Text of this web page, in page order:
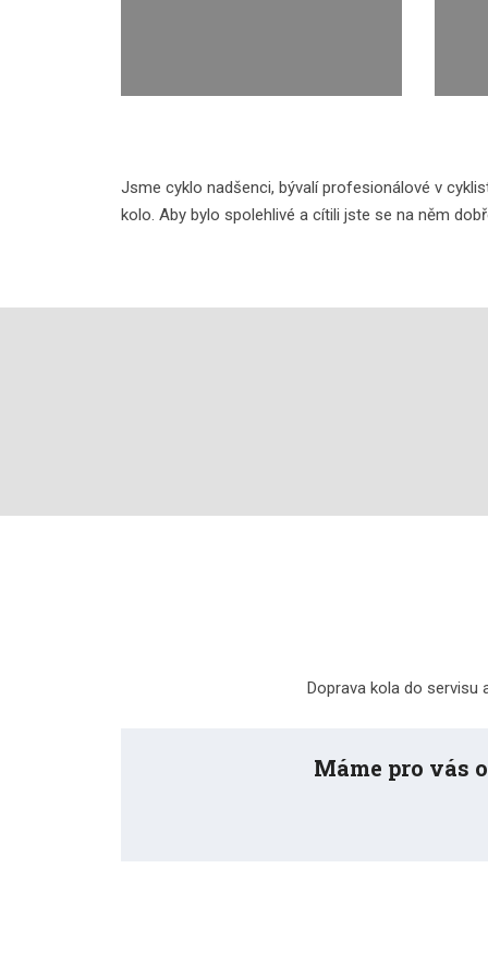
Jsme cyklo nadšenci, bývalí profesionálové v
kolo. Aby bylo spolehlivé a cítili jste se na něm
Doprava kola do servisu
Máme pro vás